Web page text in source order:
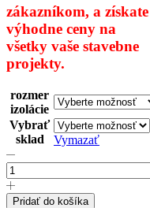
zákazníkom, a získate
výhodne ceny na
všetky vaše stavebne
projekty.
rozmer
izolácie
Vybrať
sklad
Vymazať
množstvo
PLUS
Pridať do košíka